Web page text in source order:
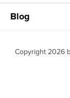
Blog
Copyright 2026